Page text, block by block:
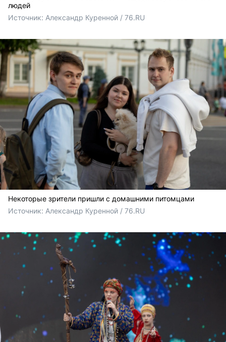
людей
Источник: Александр Куренной / 76.RU
Некоторые зрители пришли с домашними питомцами
Источник: Александр Куренной / 76.RU